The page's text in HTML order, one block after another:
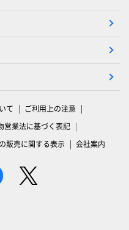
て
ご利用上の注意
営業法に基づく表記
販売に関する表示 会社案内